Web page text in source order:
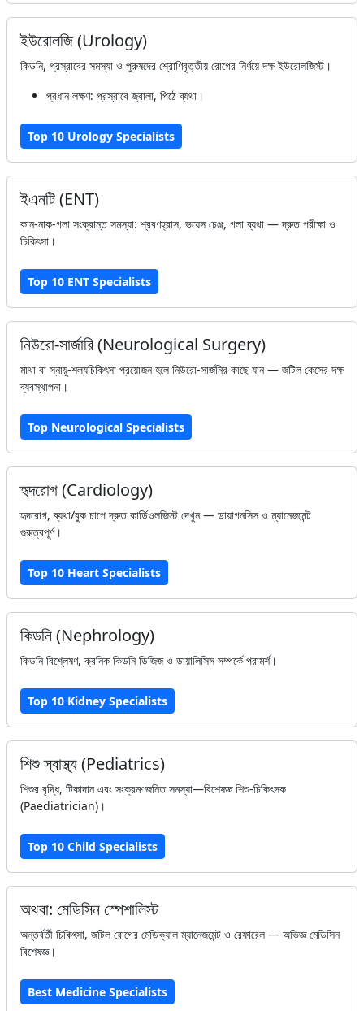
ইউরোলজি (Urology)
কিডনি, প্রস্রাবের সমস্যা ও পুরুষদের শ্রোণিবৃত্তীয় রোগের নির্ণয়ে দক্ষ ইউরোলজিস্ট।
প্রধান লক্ষণ: প্রস্রাবে জ্বালা, পিঠে ব্যথা।
Top 10 Urology Specialists
ইএনটি (ENT)
কান-নাক-গলা সংক্রান্ত সমস্যা: শ্রবণহ্রাস, ভয়েস চেঞ্জ, গলা ব্যথা — দ্রুত পরীক্ষা ও
চিকিৎসা।
Top 10 ENT Specialists
নিউরো-সার্জারি (Neurological Surgery)
মাথা বা স্নায়ু-শল্যচিকিৎসা প্রয়োজন হলে নিউরো-সার্জনির কাছে যান — জটিল কেসের দক্ষ
ব্যবস্থাপনা।
Top Neurological Specialists
হৃদরোগ (Cardiology)
হৃদরোগ, ব্যথা/বুক চাপে দ্রুত কার্ডিওলজিস্ট দেখুন — ডায়াগনসিস ও ম্যানেজমেন্ট
গুরুত্বপূর্ণ।
Top 10 Heart Specialists
কিডনি (Nephrology)
কিডনি বিশ্লেষণ, ক্রনিক কিডনি ডিজিজ ও ডায়ালিসিস সম্পর্কে পরামর্শ।
Top 10 Kidney Specialists
শিশু স্বাস্থ্য (Pediatrics)
শিশুর বৃদ্ধি, টিকাদান এবং সংক্রমণজনিত সমস্যা—বিশেষজ্ঞ শিশু-চিকিৎসক
(Paediatrician)।
Top 10 Child Specialists
অথবা: মেডিসিন স্পেশালিস্ট
অন্তর্বর্তী চিকিৎসা, জটিল রোগের মেডিক্যাল ম্যানেজমেন্ট ও রেফারেল — অভিজ্ঞ মেডিসিন
বিশেষজ্ঞ।
Best Medicine Specialists